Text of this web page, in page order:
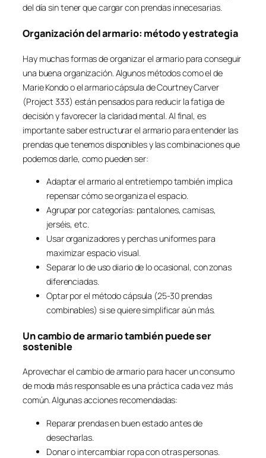
del día sin tener que cargar con prendas innecesarias.
Organización del armario: método y estrategia
Hay muchas formas de organizar el armario para conseguir
una buena organización. Algunos métodos como el de
Marie Kondo o el armario cápsula de Courtney Carver
(Project 333) están pensados para reducir la fatiga de
decisión y favorecer la claridad mental. Al final, es
importante saber estructurar el armario para entender las
prendas que tenemos disponibles y las combinaciones que
podemos darle, como pueden ser:
Adaptar el armario al entretiempo también implica
repensar cómo se organiza el espacio.
Agrupar por categorías: pantalones, camisas,
jerséis, etc.
Usar organizadores y perchas uniformes para
maximizar espacio visual.
Separar lo de uso diario de lo ocasional, con zonas
diferenciadas.
Optar por el método cápsula (25-30 prendas
combinables) si se quiere simplificar aún más.
Un cambio de armario también puede ser
sostenible
Aprovechar el cambio de armario para hacer un consumo
de moda más responsable es una práctica cada vez más
común. Algunas acciones recomendadas:
Reparar prendas en buen estado antes de
desecharlas.
Donar o intercambiar ropa con otras personas.